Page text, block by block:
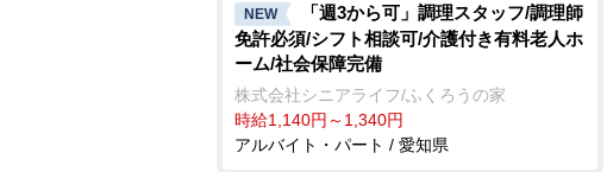
NEW
「週3から可」調理スタッフ/調理師
免許必須/シフト相談可/介護付き有料老人ホ
ーム/社会保障完備
株式会社シニアライフ/ふくろうの家
時給1,140円～1,340円
アルバイト・パート / 愛知県